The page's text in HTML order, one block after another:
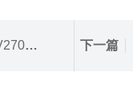
手慢无 下一篇